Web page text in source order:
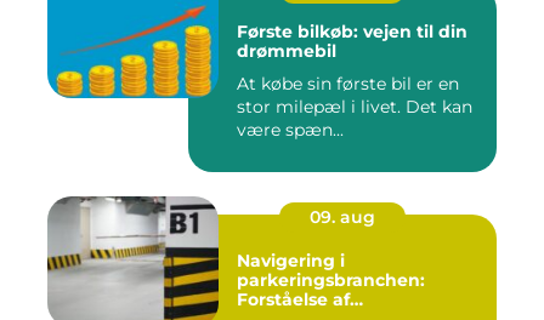
Første bilkøb: vejen til din
drømmebil
At købe sin første bil er en
stor milepæl i livet. Det kan
være spæn...
09. aug
Navigering i
parkeringsbranchen:
Forståelse af